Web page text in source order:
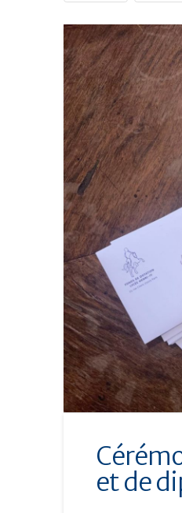
et de